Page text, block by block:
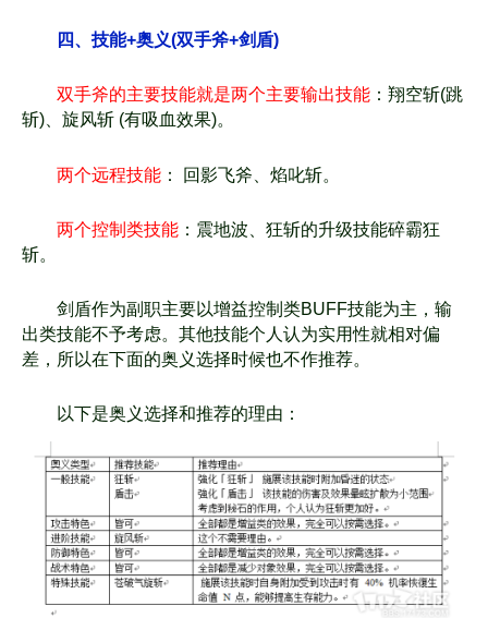
四、技能+奥义(双手斧+剑盾)
双手斧的主要技能就是两个主要输出技能 ：翔空斩(跳
斩)、旋风斩 (有吸血效果)。
两个远程技能 ： 回影飞斧、焰叱斩。
两个控制类技能 ：震地波、狂斩的升级技能碎霸狂
斩。
剑盾作为副职主要以增益控制类BUFF技能为主，输
出类技能不予考虑。 其他技能个人认为实用性就相对偏
差，所以在下面的奥义选择时候也不作推荐。
以下是奥义选择和推荐的理由：